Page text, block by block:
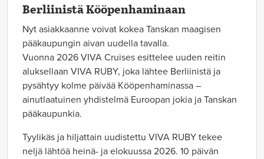
Berliinistä Kööpenhaminaan
Nyt asiakkaanne voivat kokea Tanskan maagisen
pääkaupungin aivan uudella tavalla.
Vuonna 2026 VIVA Cruises esittelee uuden reitin
aluksellaan VIVA RUBY, joka lähtee Berliinistä ja
pysähtyy kolme päivää Kööpenhaminassa –
ainutlaatuinen yhdistelmä Euroopan jokia ja Tanskan
pääkaupunkia.
Tyylikäs ja hiljattain uudistettu VIVA RUBY tekee
neljä lähtöä heinä- ja elokuussa 2026. 10 päivän